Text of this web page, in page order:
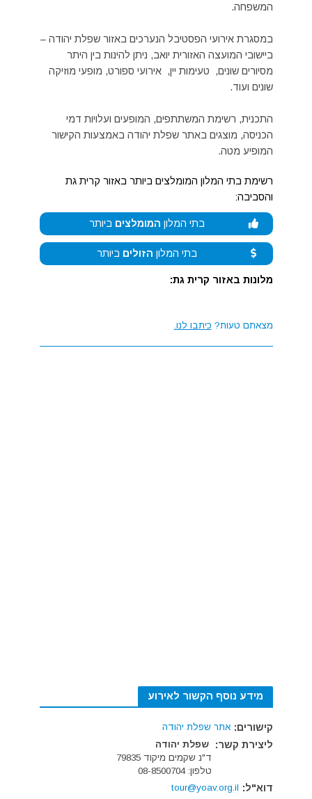
המשפחה.
במסגרת אירועי הפסטיבל הנערכים באזור שפלת יהודה –
ביישובי המועצה האזורית יואב, ניתן להינות בין היתר
מסיורים שונים, טעימות יין, אירועי ספורט, מופעי מוזיקה
שונים ועוד.
התכנית, רשימת המשתתפים, המופעים ועלויות דמי
הכניסה, מוצגים באתר שפלת יהודה באמצעות הקישור
המופיע מטה.
רשימת בתי המלון המומלצים ביותר באזור קרית גת
והסביבה:
בתי המלון המומלצים ביותר
בתי המלון הזולים ביותר
מלונות באזור קרית גת:
מצאתם טעות? כיתבו לנו.
מידע נוסף הקשור לאירוע
קישורים: אתר שפלת יהודה
ליצירת קשר:
שפלת יהודה
ד"נ שקמים מיקוד 79835
טלפון: 08-8500704
דוא"ל: tour@yoav.org.il